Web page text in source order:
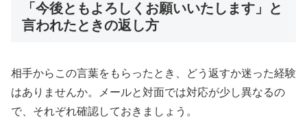
「今後ともよろしくお願いいたします」と
言われたときの返し方
相手からこの言葉をもらったとき、どう返すか迷った経験
はありませんか。メールと対面では対応が少し異なるの
で、それぞれ確認しておきましょう。